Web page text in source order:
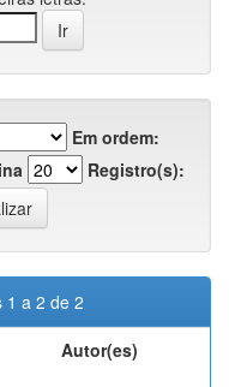
Em ordem:
Registro(s):
1 a 2 de 2
Autor(es)